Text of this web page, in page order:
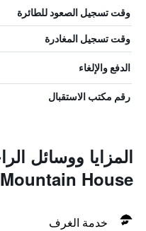
وقت تسجيل الصعود للطائرة
وقت تسجيل المغادرة
الدفع والإلغاء
رقم مكتب الاستقبال
Mountain House
خدمة الغرف